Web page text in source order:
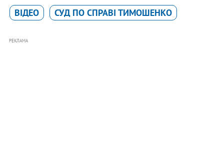
ВІДЕО СУД ПО СПРАВІ ТИМОШЕНКО
РЕКЛАМА